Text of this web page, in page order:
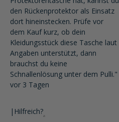
den Rückenprotektor als Einsatz
dort hineinstecken. Prüfe vor
dem Kauf kurz, ob dein
Kleidungsstück diese Tasche laut
Angaben unterstützt, dann
brauchst du keine
Schnallenlösung unter dem Pulli."
vor 3 Tagen
| Hilfreich?